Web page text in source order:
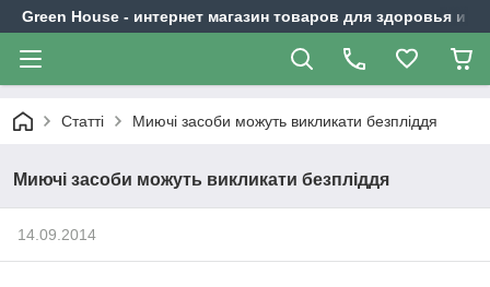
Green House - интернет магазин товаров для здоровья и
Статті Миючі засоби можуть викликати безпліддя
Миючі засоби можуть викликати безпліддя
14.09.2014